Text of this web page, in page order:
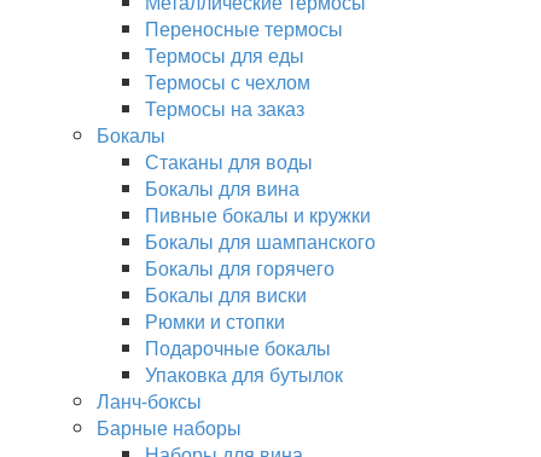
Переносные термосы
Термосы для еды
Термосы с чехлом
Термосы на заказ
Бокалы
Стаканы для воды
Бокалы для вина
Пивные бокалы и кружки
Бокалы для шампанского
Бокалы для горячего
Бокалы для виски
Рюмки и стопки
Подарочные бокалы
Упаковка для бутылок
Ланч-боксы
Барные наборы